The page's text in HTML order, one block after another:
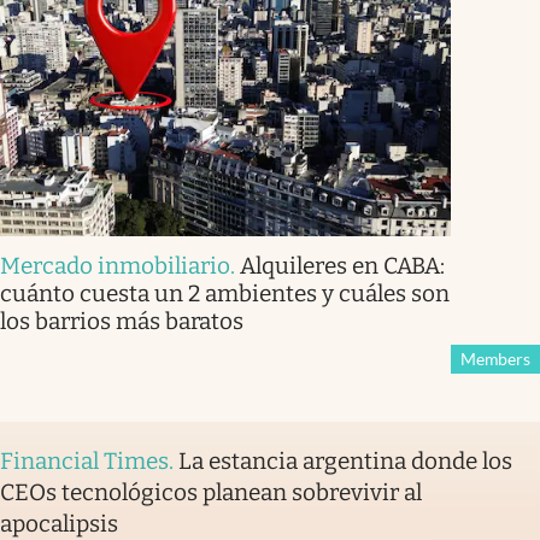
Mercado inmobiliario. Alquileres en CABA:
cuánto cuesta un 2 ambientes y cuáles son
los barrios más baratos
Members
Financial Times. La estancia argentina donde los
CEOs tecnológicos planean sobrevivir al
apocalipsis